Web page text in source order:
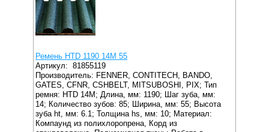
Ремень HTD 1190 14M 55
Артикул:81855119
Производитель: FENNER, CONTITECH, BANDO,
GATES, CFNR, CSHBELT, MITSUBOSHI, PIX; Тип
ремня: HTD 14M; Длина, мм: 1190; Шаг зуба, мм:
14; Количество зубов: 85; Ширина, мм: 55; Высота
зуба ht, мм: 6.1; Толщина hs, мм: 10; Материал:
Компаунд из полихлоропрена, Корд из